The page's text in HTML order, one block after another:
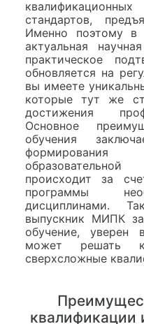
стандартов,
Именно поэтому в
актуальная
практическое
обновляется на
вы имеете
которые тут же
достижения
Основное
обучения
происходит за
программы
дисциплинами.
выпускник МИПК
обучение, уверен
может решать
сверхсложные
квалификации